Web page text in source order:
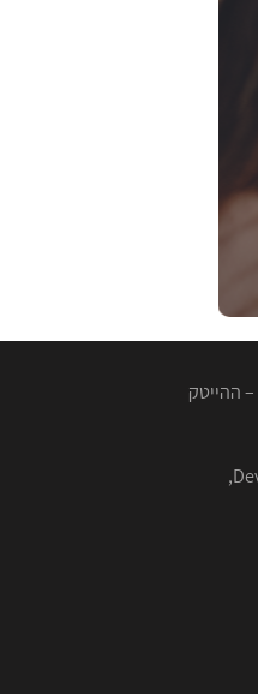
ההייטק
המגייסות המנוסות שלנו מתמחות בהשמה למגוון רחב של תפקידים בהייטק - תוכנה, סייבר, אבטחת מידע, אלגוריתמים, QA ואוטומציה, מוצר, תמיכה, DevOps,